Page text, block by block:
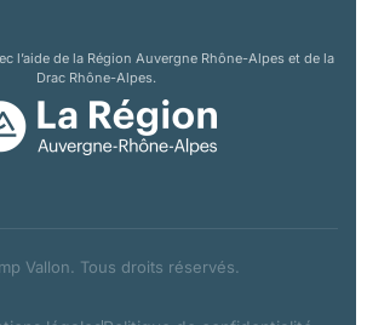
l’aide de la Région Auvergne Rhône-Alpes et de la
Drac Rhône-Alpes.
Vallon. Tous droits réservés.